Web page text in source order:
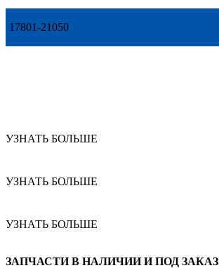
17801-21050
УЗНАТЬ БОЛЬШЕ
УЗНАТЬ БОЛЬШЕ
УЗНАТЬ БОЛЬШЕ
ЗАПЧАСТИ В НАЛИЧИИ И ПОД ЗАКАЗ